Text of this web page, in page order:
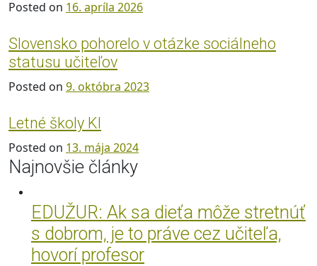
Posted on 16. apríla 2026
Slovensko pohorelo v otázke sociálneho
statusu učiteľov
Posted on 9. októbra 2023
Letné školy KI
Posted on 13. mája 2024
Najnovšie články
EDUŽUR: Ak sa dieťa môže stretnúť
s dobrom, je to práve cez učiteľa,
hovorí profesor